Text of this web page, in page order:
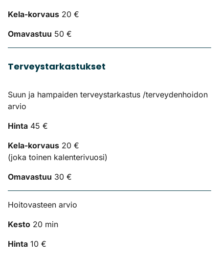
Kela-korvaus 20 €
Omavastuu 50 €
Terveystarkastukset
Suun ja hampaiden terveystarkastus /terveydenhoidon
arvio
Hinta 45 €
Kela-korvaus 20 €
(joka toinen kalenterivuosi)
Omavastuu 30 €
Hoitovasteen arvio
Kesto 20 min
Hinta 10 €